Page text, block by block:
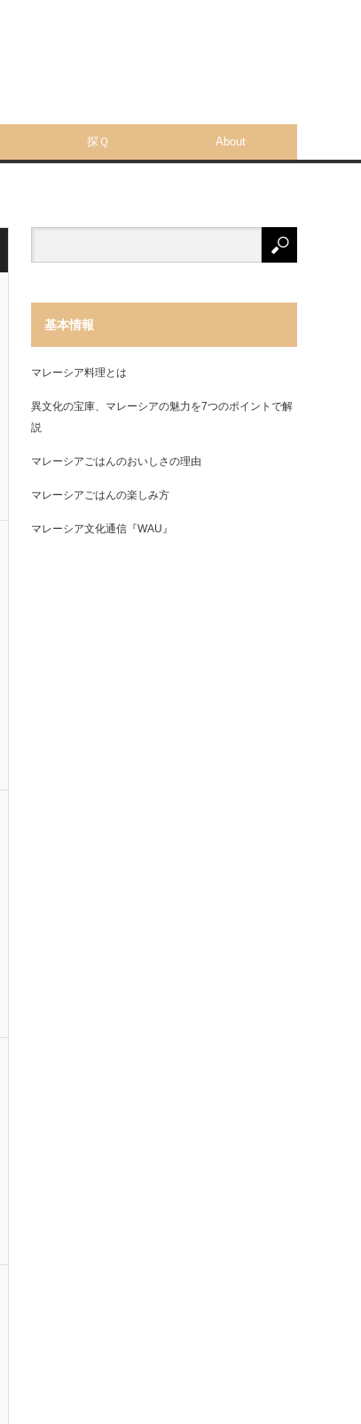
探Ｑ About
基本情報
マレーシア料理とは
異文化の宝庫、マレーシアの魅力を7つのポイントで解
説
マレーシアごはんのおいしさの理由
マレーシアごはんの楽しみ方
マレーシア文化通信『WAU』